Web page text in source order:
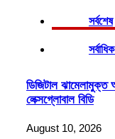
সর্বশেষ
ডিজিটাল
লেক্সগ্লোবাল বিডি
August 10, 2026